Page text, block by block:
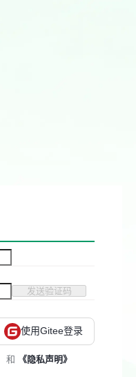
发送验证码
使用Gitee登录
和 《隐私声明》